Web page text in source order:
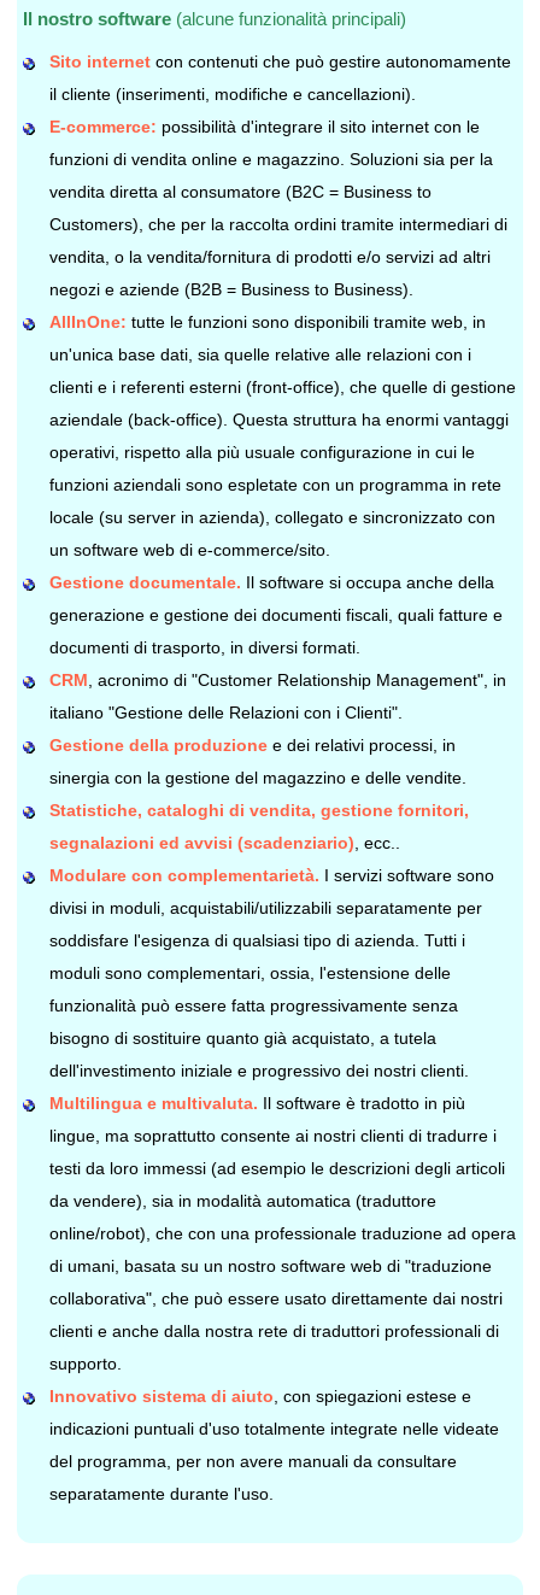
Il nostro software (alcune funzionalità principali)
Sito internetcon contenuti che può gestire autonomamente
il cliente (inserimenti, modifiche e cancellazioni).
E-commerce: possibilità d'integrare il sito internet con le
funzioni di vendita online e magazzino. Soluzioni sia per la
vendita diretta al consumatore (B2C = Business to
Customers), che per la raccolta ordini tramite intermediari di
vendita, o la vendita/fornitura di prodotti e/o servizi ad altri
negozi e aziende (B2B = Business to Business).
AllInOne: tutte le funzioni sono disponibili tramite web, in
un'unica base dati, sia quelle relative alle relazioni con i
clienti e i referenti esterni (front-office), che quelle di gestione
aziendale (back-office). Questa struttura ha enormi vantaggi
operativi, rispetto alla più usuale configurazione in cui le
funzioni aziendali sono espletate con un programma in rete
locale (su server in azienda), collegato e sincronizzato con
un software web di e-commerce/sito.
Gestione documentale. Il software si occupa anche della
generazione e gestione dei documenti fiscali, quali fatture e
documenti di trasporto, in diversi formati.
CRM, acronimo di "Customer Relationship Management", in
italiano "Gestione delle Relazioni con i Clienti".
Gestione della produzionee dei relativi processi, in
sinergia con la gestione del magazzino e delle vendite.
Statistiche, cataloghi di vendita, gestione fornitori,
segnalazioni ed avvisi (scadenziario), ecc..
Modulare con complementarietà. I servizi software sono
divisi in moduli, acquistabili/utilizzabili separatamente per
soddisfare l'esigenza di qualsiasi tipo di azienda. Tutti i
moduli sono complementari, ossia, l'estensione delle
funzionalità può essere fatta progressivamente senza
bisogno di sostituire quanto già acquistato, a tutela
dell'investimento iniziale e progressivo dei nostri clienti.
Multilingua e multivaluta. Il software è tradotto in più
lingue, ma soprattutto consente ai nostri clienti di tradurre i
testi da loro immessi (ad esempio le descrizioni degli articoli
da vendere), sia in modalità automatica (traduttore
online/robot), che con una professionale traduzione ad opera
di umani, basata su un nostro software web di "traduzione
collaborativa", che può essere usato direttamente dai nostri
clienti e anche dalla nostra rete di traduttori professionali di
supporto.
Innovativo sistema di aiuto, con spiegazioni estese e
indicazioni puntuali d'uso totalmente integrate nelle videate
del programma, per non avere manuali da consultare
separatamente durante l'uso.